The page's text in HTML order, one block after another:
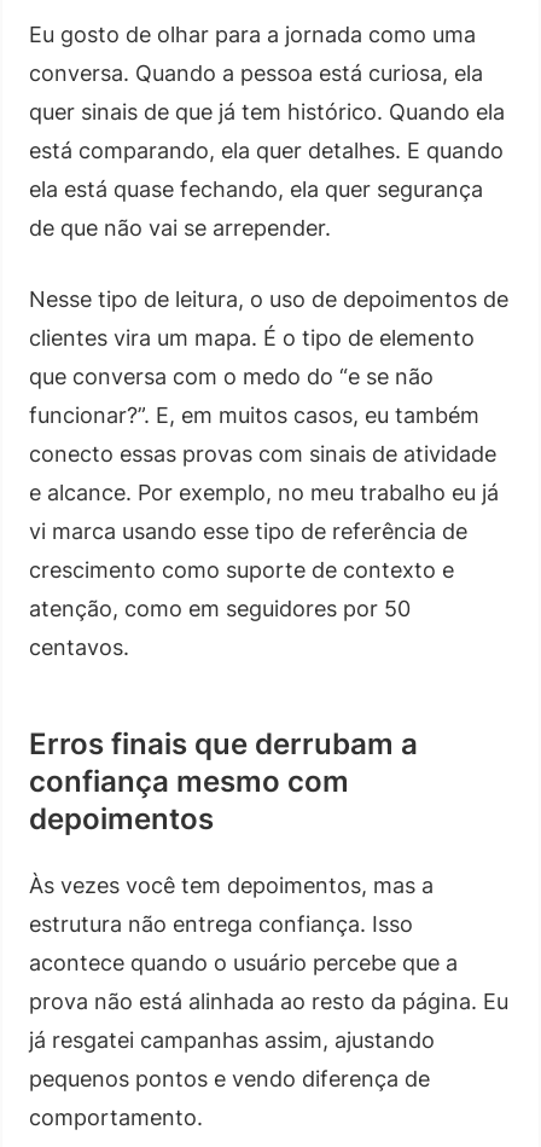
Eu gosto de olhar para a jornada como uma
conversa. Quando a pessoa está curiosa, ela
quer sinais de que já tem histórico. Quando ela
está comparando, ela quer detalhes. E quando
ela está quase fechando, ela quer segurança
de que não vai se arrepender.
Nesse tipo de leitura, o uso de depoimentos de
clientes vira um mapa. É o tipo de elemento
que conversa com o medo do “e se não
funcionar?”. E, em muitos casos, eu também
conecto essas provas com sinais de atividade
e alcance. Por exemplo, no meu trabalho eu já
vi marca usando esse tipo de referência de
crescimento como suporte de contexto e
atenção, como em seguidores por 50
centavos.
Erros finais que derrubam a
confiança mesmo com
depoimentos
Às vezes você tem depoimentos, mas a
estrutura não entrega confiança. Isso
acontece quando o usuário percebe que a
prova não está alinhada ao resto da página. Eu
já resgatei campanhas assim, ajustando
pequenos pontos e vendo diferença de
comportamento.